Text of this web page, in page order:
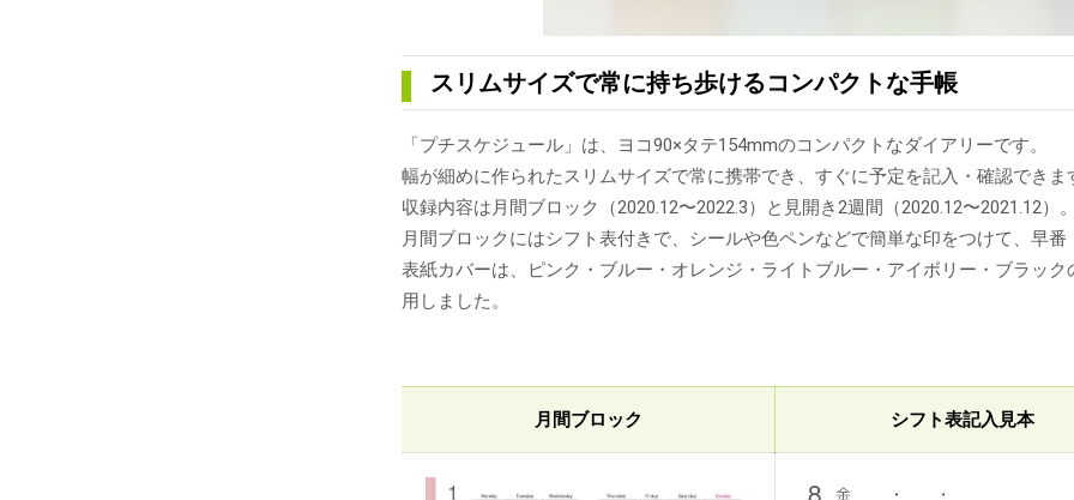
スリムサイズで常に持ち歩けるコンパクトな手帳
「プチスケジュール」は、ヨコ90×タテ154mmのコンパクトなダイアリーです。
幅が細めに作られたスリムサイズで常に携帯でき、すぐに予定を記入・確認できま
収録内容は月間ブロック（2020.12〜2022.3）と見開き2週間（2020.12〜2021.12）
月間ブロックにはシフト表付きで、シールや色ペンなどで簡単な印をつけて、早
表紙カバーは、ピンク・ブルー・オレンジ・ライトブルー・アイボリー・ブラッ
用しました。
月間ブロック シフト表記入見本